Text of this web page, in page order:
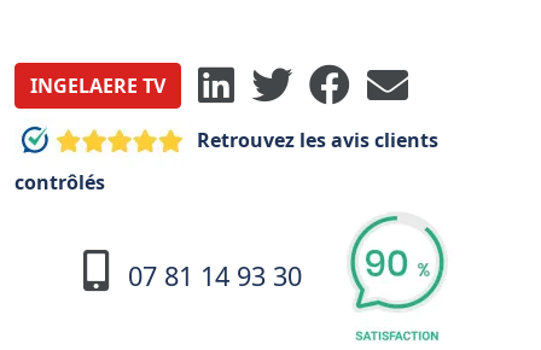
INGELAERE TV
Retrouvez les avis clients
contrôlés
07 81 14 93 30